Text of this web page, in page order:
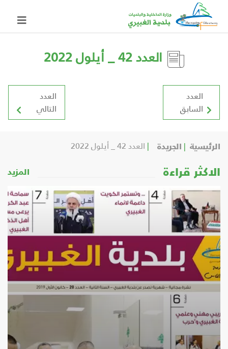
العدد 42 _ أيلول 2022
العدد
السابق
العدد
التالي
الرئيسية الجريدة العدد 42 _ أيلول 2022
الاكثر قراءة المزيد